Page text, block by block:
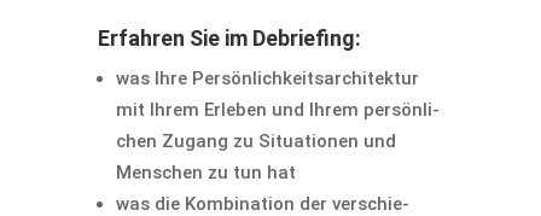
Erfahren Sie im Debriefing:
was Ihre Persön­lich­keits­ar­chi­tektur
mit Ihrem Erleben und Ihrem persön­li­
chen Zugang zu Situa­tionen und
Menschen zu tun hat
was die Kombi­na­tion der verschie­